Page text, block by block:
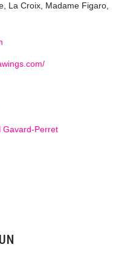
La Croix, Madame Figaro,
Gavard-Perret